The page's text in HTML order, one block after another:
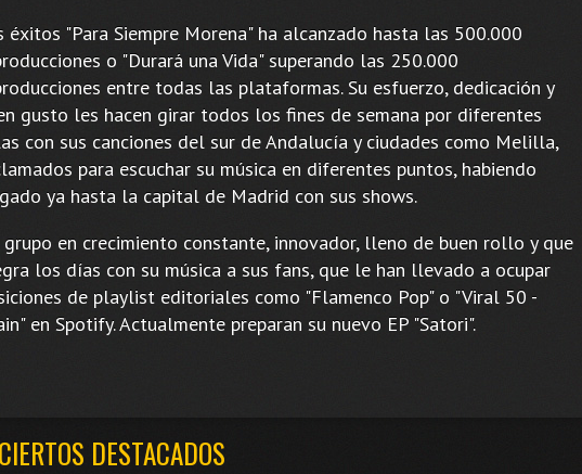
éxitos "Para Siempre Morena" ha alcanzado hasta las 500.000
o "Durará una Vida" superando las 250.000
entre todas las plataformas. Su esfuerzo, dedicación y
gusto les hacen girar todos los fines de semana por diferentes
con sus canciones del sur de Andalucía y ciudades como Melilla,
para escuchar su música en diferentes puntos, habiendo
ya hasta la capital de Madrid con sus shows.
grupo en crecimiento constante, innovador, lleno de buen rollo y que
los días con su música a sus fans, que le han llevado a ocupar
de playlist editoriales como "Flamenco Pop" o "Viral 50 -
en Spotify. Actualmente preparan su nuevo EP "Satori".
DESTACADOS